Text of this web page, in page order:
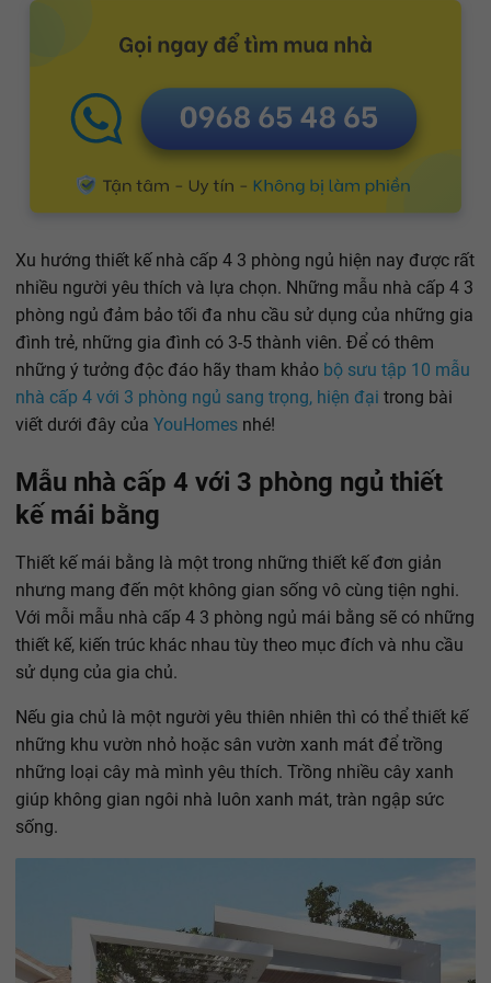
Xu hướng thiết kế nhà cấp 4 3 phòng ngủ hiện nay được rất
nhiều người yêu thích và lựa chọn. Những mẫu nhà cấp 4 3
phòng ngủ đảm bảo tối đa nhu cầu sử dụng của những gia
đình trẻ, những gia đình có 3-5 thành viên. Để có thêm
những ý tưởng độc đáo hãy tham khảo bộ sưu tập 10 mẫu
nhà cấp 4 với 3 phòng ngủ sang trọng, hiện đại trong bài
viết dưới đây của YouHomes nhé!
Mẫu nhà cấp 4 với 3 phòng ngủ thiết
kế mái bằng
Thiết kế mái bằng là một trong những thiết kế đơn giản
nhưng mang đến một không gian sống vô cùng tiện nghi.
Với mỗi mẫu nhà cấp 4 3 phòng ngủ mái bằng sẽ có những
thiết kế, kiến trúc khác nhau tùy theo mục đích và nhu cầu
sử dụng của gia chủ.
Nếu gia chủ là một người yêu thiên nhiên thì có thể thiết kế
những khu vườn nhỏ hoặc sân vườn xanh mát để trồng
những loại cây mà mình yêu thích. Trồng nhiều cây xanh
giúp không gian ngôi nhà luôn xanh mát, tràn ngập sức
sống.